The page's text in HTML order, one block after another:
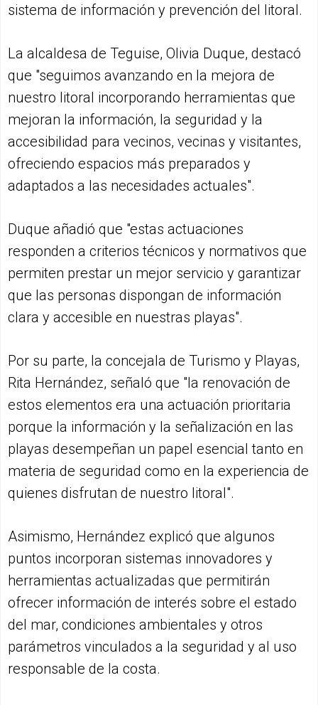
sistema de información y prevención del litoral.
La alcaldesa de Teguise, Olivia Duque, destacó
que "seguimos avanzando en la mejora de
nuestro litoral incorporando herramientas que
mejoran la información, la seguridad y la
accesibilidad para vecinos, vecinas y visitantes,
ofreciendo espacios más preparados y
adaptados a las necesidades actuales".
Duque añadió que "estas actuaciones
responden a criterios técnicos y normativos que
permiten prestar un mejor servicio y garantizar
que las personas dispongan de información
clara y accesible en nuestras playas".
Por su parte, la concejala de Turismo y Playas,
Rita Hernández, señaló que "la renovación de
estos elementos era una actuación prioritaria
porque la información y la señalización en las
playas desempeñan un papel esencial tanto en
materia de seguridad como en la experiencia de
quienes disfrutan de nuestro litoral".
Asimismo, Hernández explicó que algunos
puntos incorporan sistemas innovadores y
herramientas actualizadas que permitirán
ofrecer información de interés sobre el estado
del mar, condiciones ambientales y otros
parámetros vinculados a la seguridad y al uso
responsable de la costa.